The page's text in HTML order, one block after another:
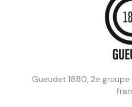
Gueudet 1880, 2e